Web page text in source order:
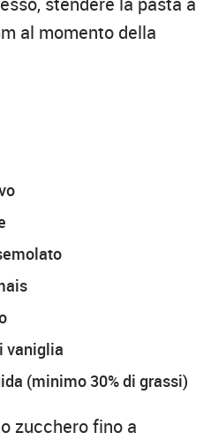
al momento della
vaniglia
(minimo 30% di grassi)
zucchero fino a